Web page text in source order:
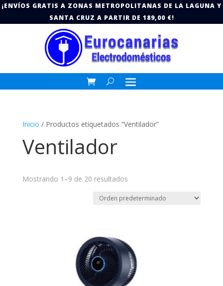
¡ENVÍOS GRATIS A ZONAS METROPOLITANAS DE LA LAGUNA Y
SANTA CRUZ A PARTIR DE 189,00 €!
Inicio / Productos etiquetados “Ventilador”
Ventilador
Mostrando 1–9 de 20 resultados